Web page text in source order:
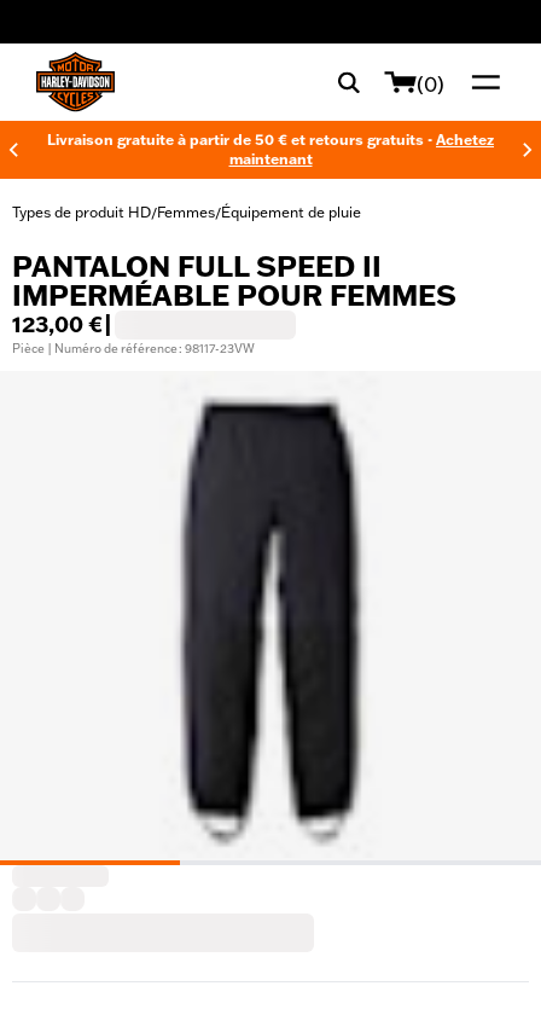
(0)
Livraison gratuite à partir de 50 € et retours gratuits - Achetez
maintenant
Types de produit HD/Femmes/Équipement de pluie
PANTALON FULL SPEED II
IMPERMÉABLE POUR FEMMES
123,00 €
Pièce | Numéro de référence : 98117-23VW